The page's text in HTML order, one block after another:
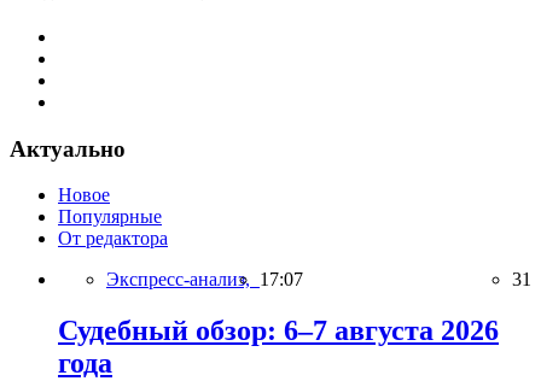
Актуально
Новое
Популярные
От редактора
Экспресс-анализ, 17:07 31
Судебный обзор: 6–7 августа 2026
года